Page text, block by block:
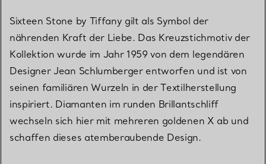
Sixteen Stone by Tiffany gilt als Symbol der
nährenden Kraft der Liebe. Das Kreuzstichmotiv der
Kollektion wurde im Jahr 1959 von dem legendären
Designer Jean Schlumberger entworfen und ist von
seinen familiären Wurzeln in der Textilherstellung
inspiriert. Diamanten im runden Brillantschliff
wechseln sich hier mit mehreren goldenen X ab und
schaffen dieses atemberaubende Design.